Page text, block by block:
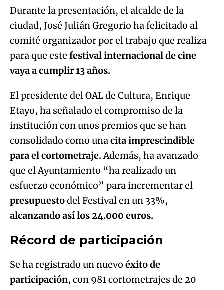
Durante la presentación, el alcalde de la
ciudad, José Julián Gregorio ha felicitado al
comité organizador por el trabajo que realiza
para que este festival internacional de cine
vaya a cumplir 13 años.
El presidente del OAL de Cultura, Enrique
Etayo, ha señalado el compromiso de la
institución con unos premios que se han
consolidado como una cita imprescindible
para el cortometraje. Además, ha avanzado
que el Ayuntamiento “ha realizado un
esfuerzo económico” para incrementar el
presupuestodel Festival en un 33%,
alcanzando así los 24.000 euros.
Récord de participación
Se ha registrado un nuevo éxito de
participación, con 981 cortometrajes de 20